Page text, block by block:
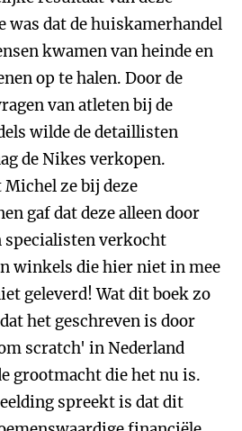
dat de huiskamerhandel
kwamen van heinde en
op te halen. Door de
van atleten bij de
wilde de detaillisten
de Nikes verkopen.
ze bij deze
gaf dat deze alleen door
specialisten verkocht
winkels die hier niet in mee
geleverd! Wat dit boek zo
het geschreven is door
scratch' in Nederland
grootmacht die het nu is.
spreekt is dat dit